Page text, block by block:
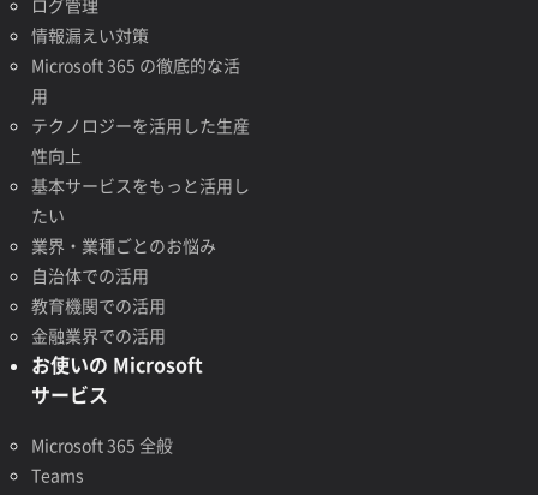
ログ管理
情報漏えい対策
Microsoft 365 の徹底的な活
用
テクノロジーを活用した生産
性向上
基本サービスをもっと活用し
たい
業界・業種ごとのお悩み
自治体での活用
教育機関での活用
金融業界での活用
お使いの Microsoft
サービス
Microsoft 365 全般
Teams